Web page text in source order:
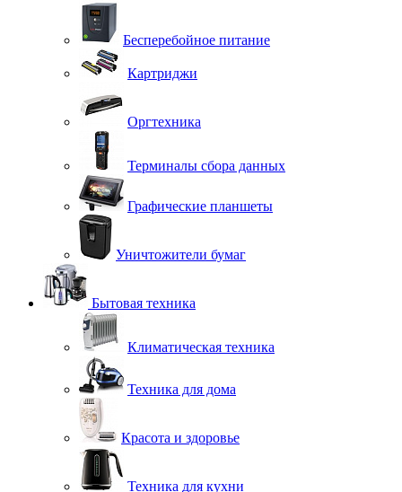
Бесперебойное питание
Картриджи
Оргтехника
Терминалы сбора данных
Графические планшеты
Уничтожители бумаг
Бытовая техника
Климатическая техника
Техника для дома
Красота и здоровье
Техника для кухни